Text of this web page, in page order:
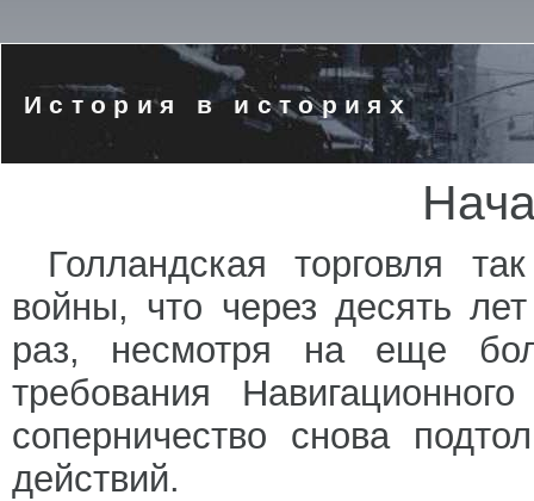
История в историях
Голландская торговля
войны, что через десять
раз, несмотря на еще
требования
соперничество снова
действий.